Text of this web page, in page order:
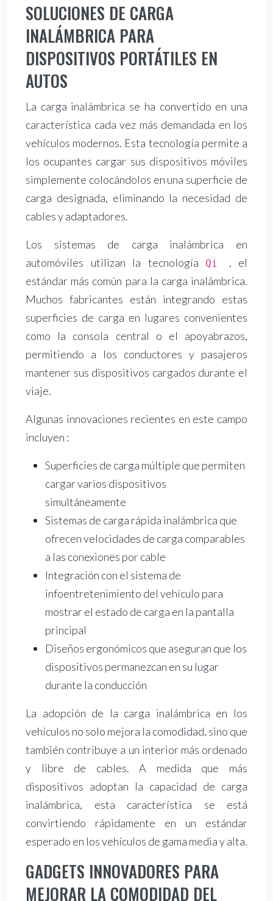
SOLUCIONES DE CARGA
INALÁMBRICA PARA
DISPOSITIVOS PORTÁTILES EN
AUTOS
La carga inalámbrica se ha convertido en una
característica cada vez más demandada en los
vehículos modernos. Esta tecnología permite a
los ocupantes cargar sus dispositivos móviles
simplemente colocándolos en una superficie de
carga designada, eliminando la necesidad de
cables y adaptadores.
Los sistemas de carga inalámbrica en
automóviles utilizan la tecnología
Qi , el
estándar más común para la carga inalámbrica.
Muchos fabricantes están integrando estas
superficies de carga en lugares convenientes
como la consola central o el apoyabrazos,
permitiendo a los conductores y pasajeros
mantener sus dispositivos cargados durante el
viaje.
Algunas innovaciones recientes en este campo
incluyen :
Superficies de carga múltiple que permiten
cargar varios dispositivos
simultáneamente
Sistemas de carga rápida inalámbrica que
ofrecen velocidades de carga comparables
a las conexiones por cable
Integración con el sistema de
infoentretenimiento del vehículo para
mostrar el estado de carga en la pantalla
principal
Diseños ergonómicos que aseguran que los
dispositivos permanezcan en su lugar
durante la conducción
La adopción de la carga inalámbrica en los
vehículos no solo mejora la comodidad, sino que
también contribuye a un interior más ordenado
y libre de cables. A medida que más
dispositivos adoptan la capacidad de carga
inalámbrica, esta característica se está
convirtiendo rápidamente en un estándar
esperado en los vehículos de gama media y alta.
GADGETS INNOVADORES PARA
MEJORAR LA COMODIDAD DEL